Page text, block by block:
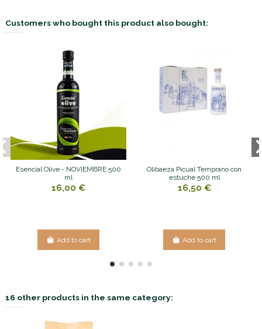
Customers who bought this product also bought:
Esencial Olive - NOVIEMBRE 500
ml
16,00 €
Add to cart
Olibaeza Picual Temprano con
estuche 500 ml
16,50 €
Add to cart
16 other products in the same category: